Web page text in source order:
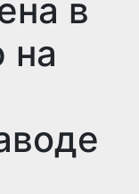
в
на